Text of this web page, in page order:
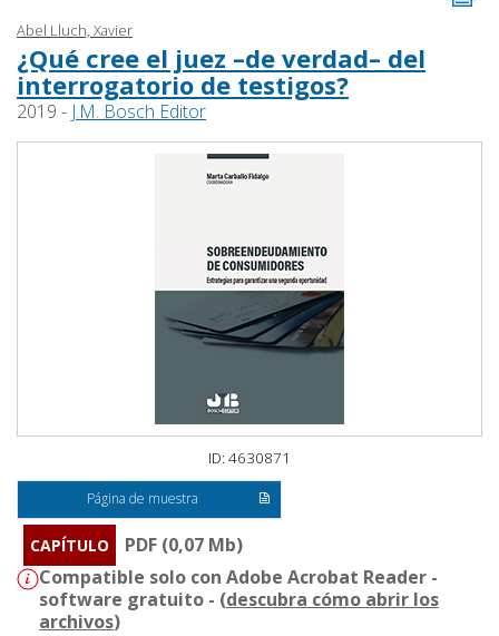
Abel Lluch, Xavier
¿Qué cree el juez –de verdad– del
interrogatorio de testigos?
2019 - J.M. Bosch Editor
ID: 4630871
Página de muestra
CAPÍTULO
PDF (0,07 Mb)
Compatible solo con Adobe Acrobat Reader -
software gratuito - (descubra cómo abrir los
archivos)